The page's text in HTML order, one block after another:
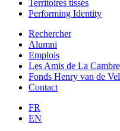
Territoires tissés
Performing Identity
Rechercher
Alumni
Emplois
Les Amis de La Cambre
Fonds Henry van de
Contact
FR
EN